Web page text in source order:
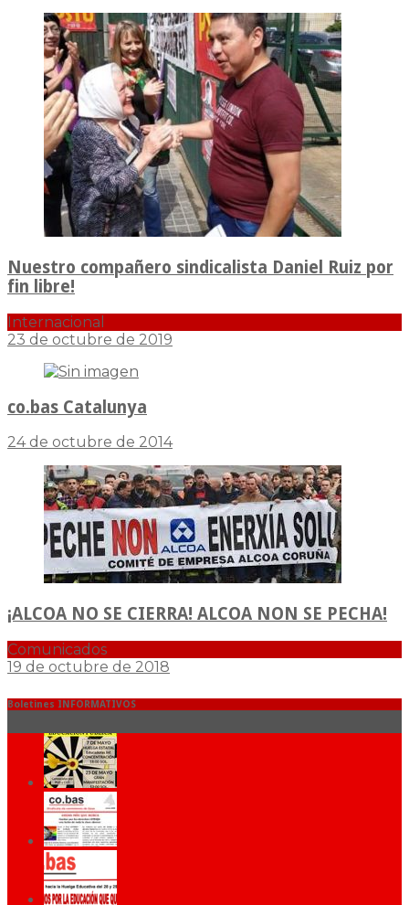
Nuestro compañero sindicalista Daniel Ruiz por
fin libre!
Internacional
23 de octubre de 2019
co.bas Catalunya
24 de octubre de 2014
¡ALCOA NO SE CIERRA! ALCOA NON SE PECHA!
Comunicados
19 de octubre de 2018
Boletines INFORMATIVOS